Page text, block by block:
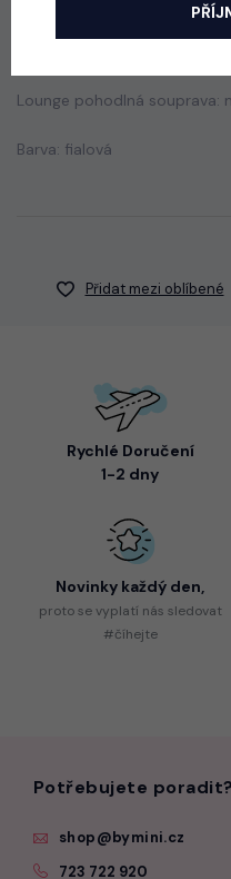
Lounge pohodlná souprava:
Barva: fialová
Přidat mezi oblíbené
Rychlé Doručení
1-2 dny
Novinky každý den,
protose vyplatí nás sledovat
#číhejte
Potřebujete poradit?
shop@bymini.cz
723 722 920